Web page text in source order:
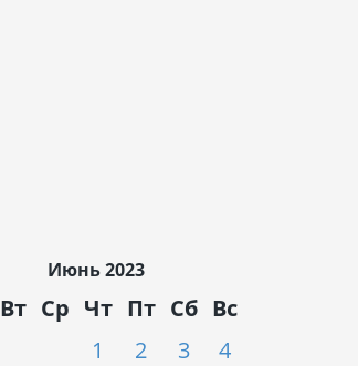
Июнь 2023
Вт Ср Чт Пт Сб Вс
1 2 3
4